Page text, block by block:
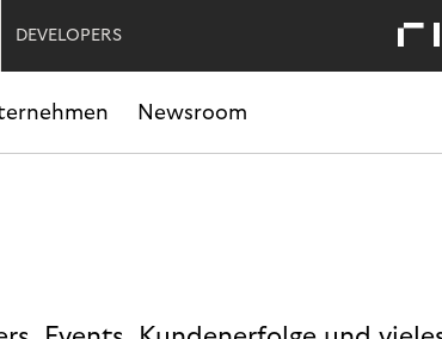
DEVELOPERS
Newsroom